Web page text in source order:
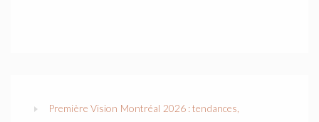
Première Vision Montréal 2026 : tendances,